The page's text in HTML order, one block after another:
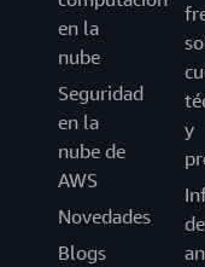
en la
nube
Seguridad
en la
nube de
AWS
Novedades
Blogs
y
de